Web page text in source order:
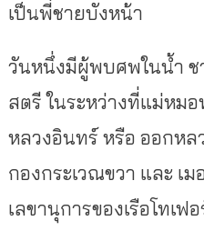
เป็นพี่ชายบังหน้า
วันหนึ่งมีผู้พบศพในน้ำ
สตรี ในระหว่างที่แม่หม
หลวงอินทร์ หรือ ออกหล
กองกระเวณขวา และ เม
เลขานุการของเรือโทเ